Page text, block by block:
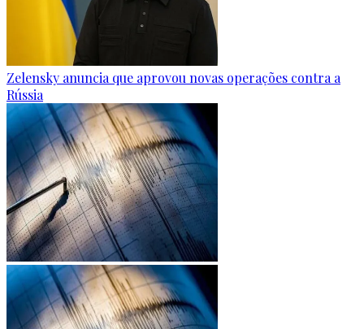
Zelensky anuncia que aprovou novas operações contra a
Rússia